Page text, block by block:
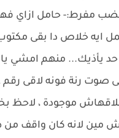
مفرط:- حامل ازاي
ايه خلاص دا بقى
يأذيك... منهم امشي يا
رنة فونه لاقى رقم
موجودة ، لاحظ
لانه كان واقف من